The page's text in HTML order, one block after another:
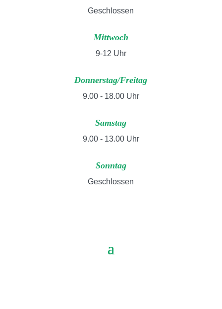
Geschlossen
Mittwoch
9-12 Uhr
Donnerstag/Freitag
9.00 - 18.00 Uhr
Samstag
9.00 - 13.00 Uhr
Sonntag
Geschlossen